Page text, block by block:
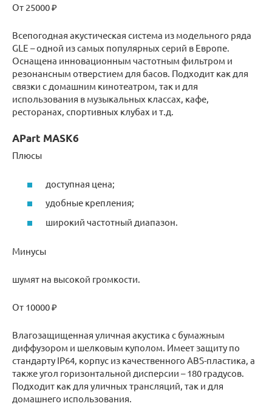
От 25000 ₽
Всепогодная акустическая система из модельного ряда
GLE – одной из самых популярных серий в Европе.
Оснащена инновационным частотным фильтром и
резонансным отверстием для басов. Подходит как для
связки с домашним кинотеатром, так и для
использования в музыкальных классах, кафе,
ресторанах, спортивных клубах и т.д.
APart MASK6
Плюсы
доступная цена;
удобные крепления;
широкий частотный диапазон.
Минусы
шумят на высокой громкости.
От 10000 ₽
Влагозащищенная уличная акустика с бумажным
диффузором и шелковым куполом. Имеет защиту по
стандарту IP64, корпус из качественного ABS-пластика, а
также угол горизонтальной дисперсии – 180 градусов.
Подходит как для уличных трансляций, так и для
домашнего использования.